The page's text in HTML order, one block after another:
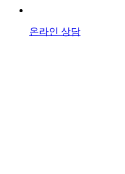
온라인 상담